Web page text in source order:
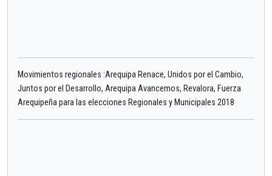
Movimientos regionales :Arequipa Renace, Unidos por el Cambio,
Juntos por el Desarrollo, Arequipa Avancemos, Revalora, Fuerza
Arequipeña para las elecciones Regionales y Municipales 2018